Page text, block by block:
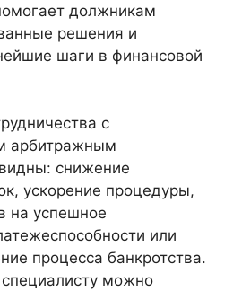
должникам
решения и
шаги в финансовой
с
арбитражным
снижение
ускорение процедуры,
на успешное
или
процесса банкротства.
можно